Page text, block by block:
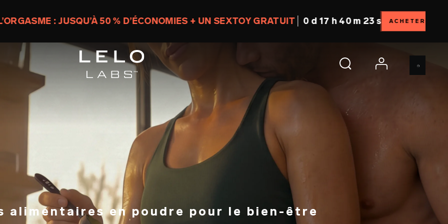
: JUSQU’À 50 % D’ÉCONOMIES + UN SEXTOY GRATUIT 0 d 17 h 40 m 21 s ACHETER
account
alimentaires en poudre pour le bien-être